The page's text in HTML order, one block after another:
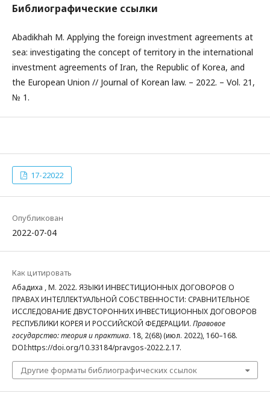
Библиографические ссылки
Abadikhah M. Applying the foreign investment agreements at
sea: investigating the concept of territory in the international
investment agreements of Iran, the Republic of Korea, and
the European Union // Journal of Korean law. – 2022. – Vol. 21,
№ 1.
17-22022
Опубликован
2022-07-04
Как цитировать
Абадиха , М. 2022. ЯЗЫКИ ИНВЕСТИЦИОННЫХ ДОГОВОРОВ О
ПРАВАХ ИНТЕЛЛЕКТУАЛЬНОЙ СОБСТВЕННОСТИ: СРАВНИТЕЛЬНОЕ
ИССЛЕДОВАНИЕ ДВУСТОРОННИХ ИНВЕСТИЦИОННЫХ ДОГОВОРОВ
РЕСПУБЛИКИ КОРЕЯ И РОССИЙСКОЙ ФЕДЕРАЦИИ. Правовое
государство: теория и практика. 18, 2(68) (июл. 2022), 160–168.
DOI:https://doi.org/10.33184/pravgos-2022.2.17.
Другие форматы библиографических ссылок